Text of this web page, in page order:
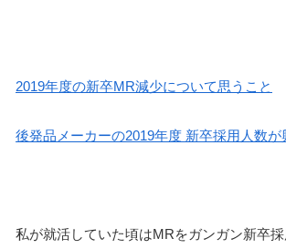
2019年度の新卒MR減少について思うこと
後発品メーカーの2019年度 新卒採用人数が
私が就活していた頃はMRをガンガン新卒